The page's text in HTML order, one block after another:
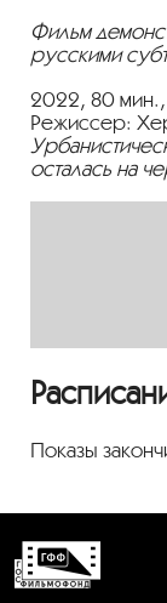
Фильм
русскими
2022, 80 мин.,
Режиссер:
осталась на
Показы